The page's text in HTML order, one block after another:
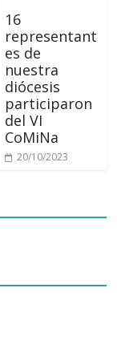
16
representant
es de
nuestra
diócesis
participaron
del VI
CoMiNa
20/10/2023